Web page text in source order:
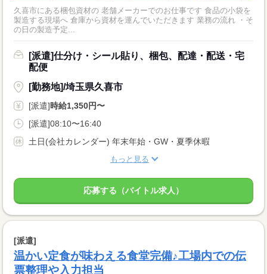
久喜市にある梱包資材の 老舗メーカーでのお仕事です 食品の小袋を
製造する現場へ 倉庫から資材を運んでいただきます 業務の流れ ・そ
の日の製造予定...
[派遣]仕分け・シール貼り、梱包、配達・配送・宅
配便
[勤務地]/埼玉県久喜市
[派遣]時給1,350円〜
[派遣]08:10〜16:40
土日(会社カレンダー) 年末年始・GW・夏季休暇
もっと見る
応募する（バイトル求人）
[派遣]
温かい定食が味わえる食堂完備♪工場内での伝
票整理や入力担当